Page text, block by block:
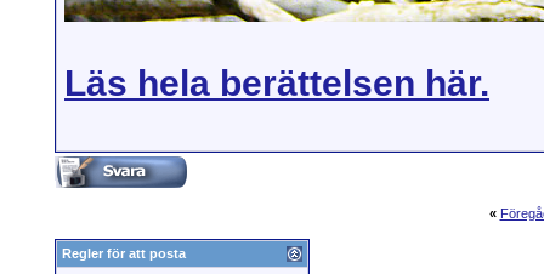
Läs hela berättelsen här.
«
Regler för att posta